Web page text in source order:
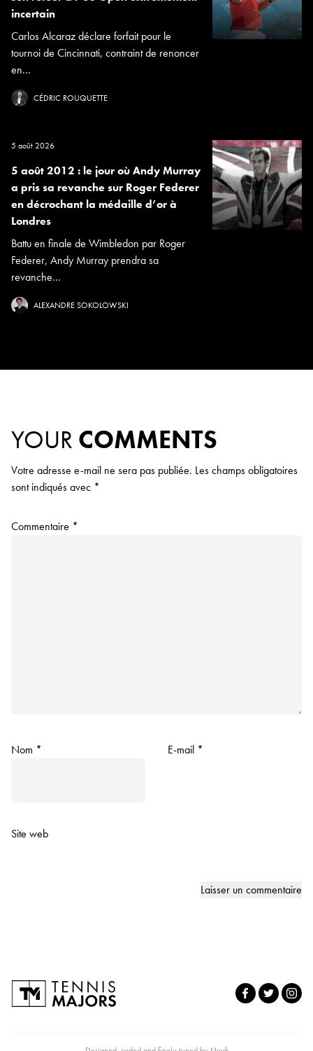
incertain
Carlos Alcaraz déclare forfait pour le
tournoi de Cincinnati, contraint de renoncer
en...
CÉDRIC ROUQUETTE
5 août 2026
5 août 2012 : le jour où Andy Murray
a pris sa revanche sur Roger Federer
en décrochant la médaille d’or à
Londres
Battu en finale de Wimbledon par Roger
Federer, Andy Murray prendra sa
revanche...
ALEXANDRE SOKOLOWSKI
YOUR COMMENTS
Votre adresse e-mail ne sera pas publiée. Les champs obligatoires
sont indiqués avec *
Commentaire *
Nom * E-mail *
Site web